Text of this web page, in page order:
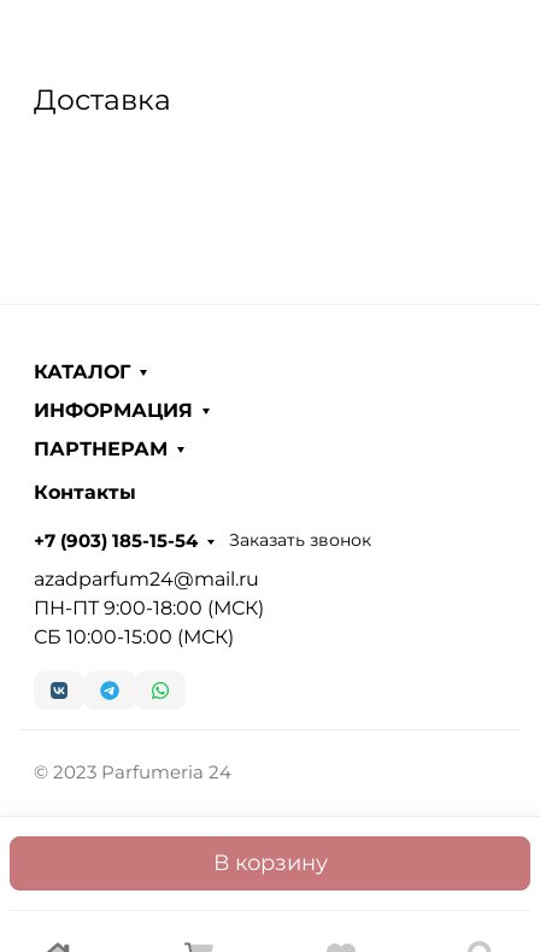
В корзину
Доставка
КАТАЛОГ
ИНФОРМАЦИЯ
ПАРТНЕРАМ
Контакты
+7 (903) 185-15-54 Заказать звонок
azadparfum24@mail.ru
ПН-ПТ 9:00-18:00 (МСК)
СБ 10:00-15:00 (МСК)
© 2023 Parfumeria 24